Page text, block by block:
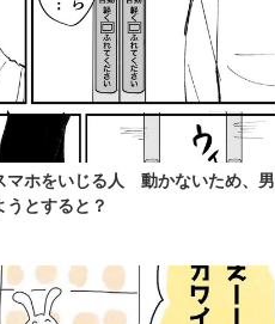
マホをいじる人 動かないため、男
うとすると？